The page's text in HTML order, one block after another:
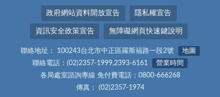
政府網站資料開放宣告 隱私權宣告
資訊安全政策宣告 無障礙網頁快速鍵說明
聯絡地址： 100243台北市中正區羅斯福路一段2號
地圖
聯絡電話：(02)2357-1999,2393-6161
營業時間
各局處室諮詢專線 免付費電話：0800-666268
傳真： (02)2357-1974